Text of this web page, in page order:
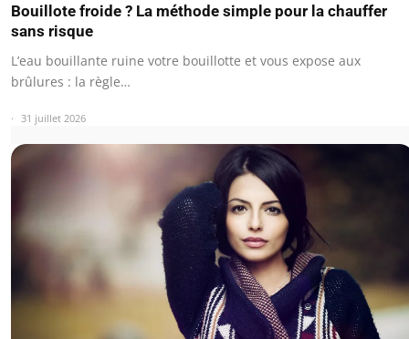
Bouillote froide ? La méthode simple pour la chauffer
sans risque
L’eau bouillante ruine votre bouillotte et vous expose aux
brûlures : la règle…
31 juillet 2026